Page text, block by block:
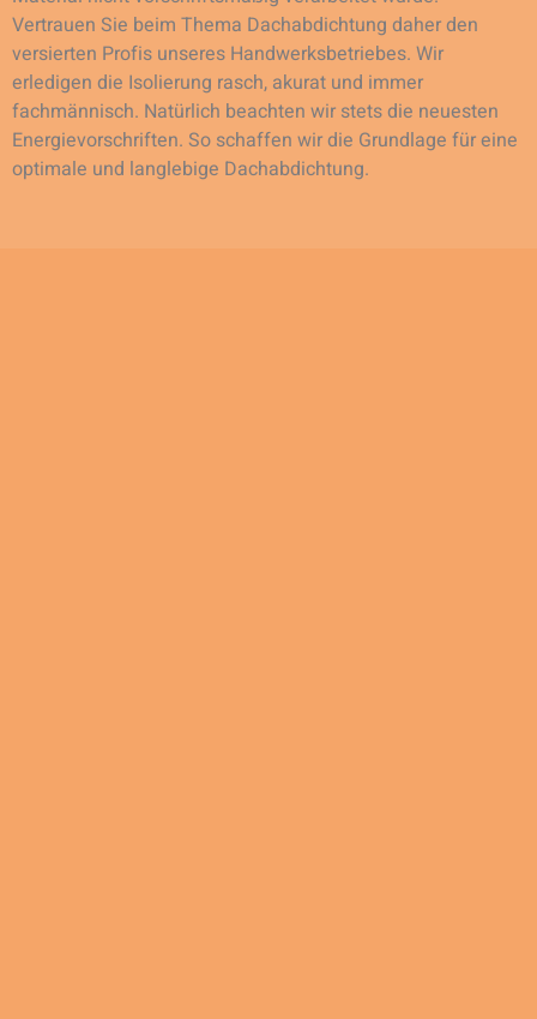
Vertrauen Sie beim Thema Dachabdichtung daher den
versierten Profis unseres Handwerksbetriebes. Wir
erledigen die Isolierung rasch, akurat und immer
fachmännisch. Natürlich beachten wir stets die neuesten
Energievorschriften. So schaffen wir die Grundlage für eine
optimale und langlebige Dachabdichtung.